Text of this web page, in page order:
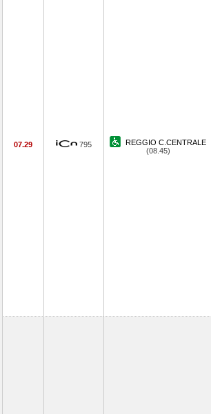
07.29 795
REGGIO C.CENTRALE
(08.45)